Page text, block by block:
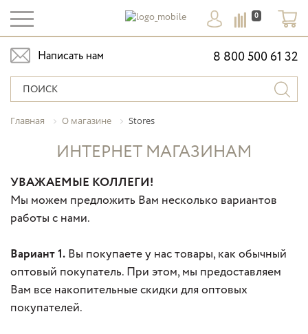
0
Написать нам 8 800 500 61 32
Главная О магазине Stores
ИНТЕРНЕТ МАГАЗИНАМ
УВАЖАЕМЫЕ КОЛЛЕГИ!
Мы можем предложить Вам несколько вариантов
работы с нами.
Вариант 1.Вы покупаете у нас товары, как обычный
оптовый покупатель. При этом, мы предоставляем
Вам все накопительные скидки для оптовых
покупателей.